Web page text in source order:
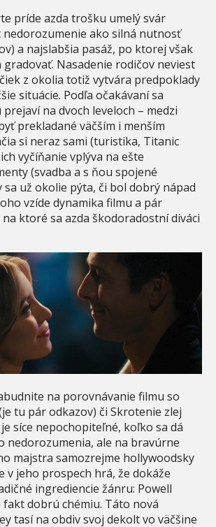
príde azda trošku umelý svár
nedorozumenie ako silná nutnosť
a najslabšia pasáž, po ktorej však
gradovať. Nasadenie rodičov neviest
z okolia totiž vytvára predpoklady
situácie. Podľa očakávaní sa
na dvoch leveloch – medzi
prekladané väčším i menším
si neraz sami (turistika, Titanic
vyčíňanie vplýva na ešte
(svadba a s ňou spojené
sa už okolie pýta, či bol dobrý nápad
vzíde dynamika filmu a pár
ktoré sa azda škodoradostní diváci
na porovnávanie filmu so
tu pár odkazov) či Skrotenie zlej
síce nepochopiteľné, koľko sa dá
nedorozumenia, ale na bravúrne
majstra samozrejme hollywoodsky
v jeho prospech hrá, že dokáže
ingrediencie žánru: Powell
fakt dobrú chémiu. Táto nová
tasí na obdiv svoj dekolt vo väčšine